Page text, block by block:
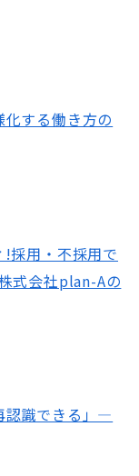
する働き方の
採用・不採用で
式会社plan-Aの
認識できる」―